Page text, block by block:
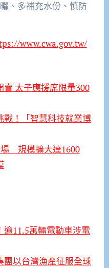
、多補充水份、慎防
www.cwa.gov.tw/
太子應援席限量300
戰！「智慧科技就業博
規模擴大達1600
逾11.5萬輛電動車涉電
團以台灣漁產征服全球